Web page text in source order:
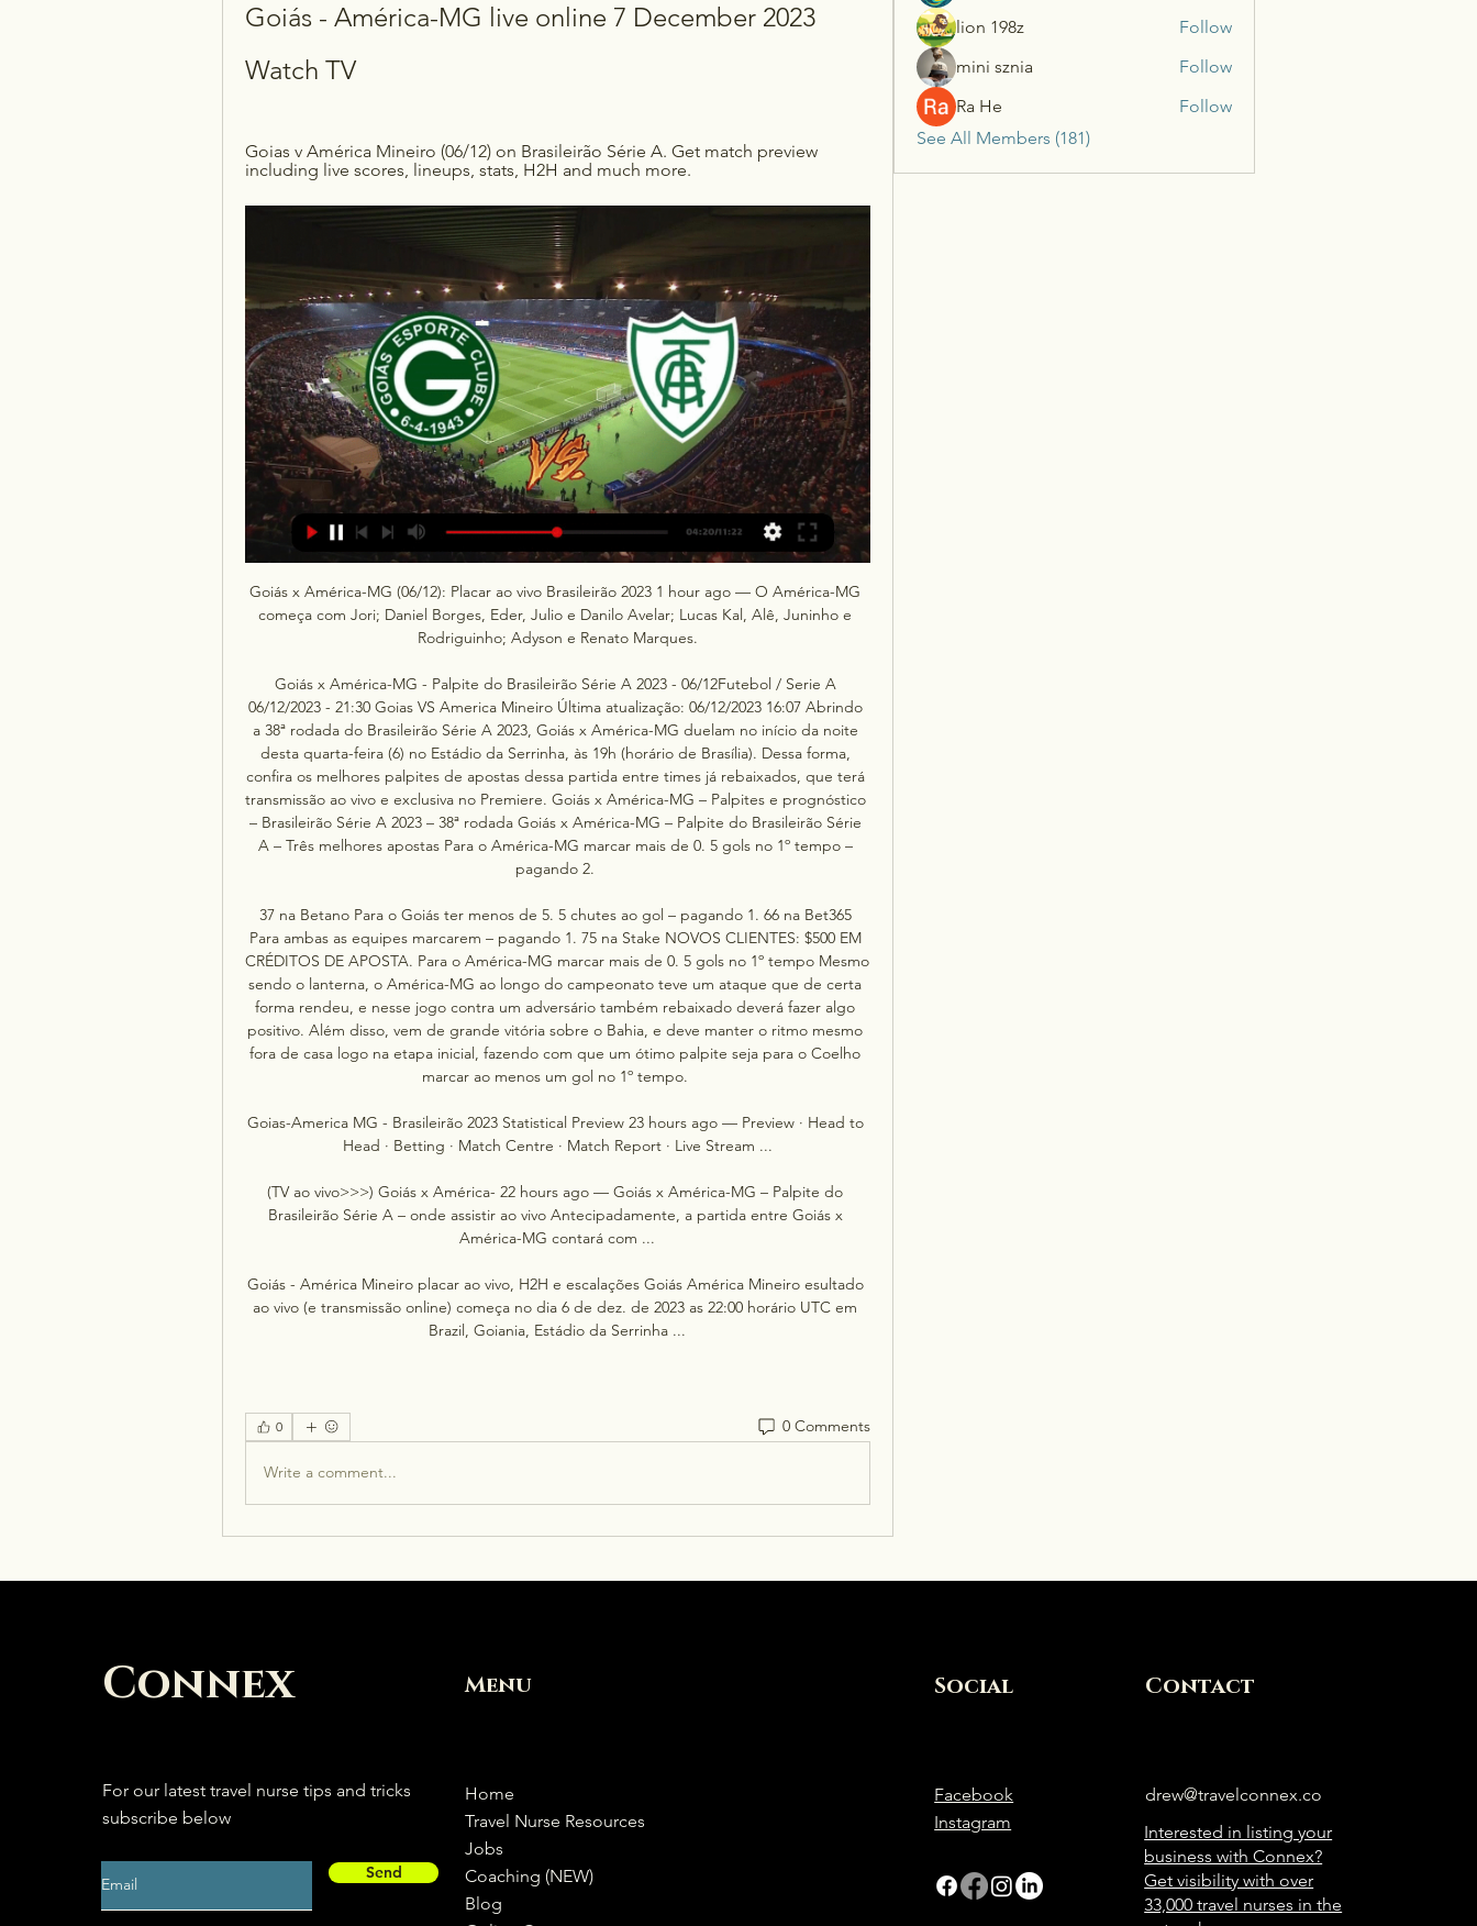
Goiás - América-MG live online 7 December 2023
Watch TV
Goias v América Mineiro (06/12) on Brasileirão Série A. Get match preview
including live scores, lineups, stats, H2H and much more.
Goiás x América-MG (06/12): Placar ao vivo Brasileirão 2023 1 hour ago — O América-MG
começa com Jori; Daniel Borges, Eder, Julio e Danilo Avelar; Lucas Kal, Alê, Juninho e
Rodriguinho; Adyson e Renato Marques.
Goiás x América-MG - Palpite do Brasileirão Série A 2023 - 06/12Futebol / Serie A
06/12/2023 - 21:30 Goias VS America Mineiro Última atualização: 06/12/2023 16:07 Abrindo
a 38ª rodada do Brasileirão Série A 2023, Goiás x América-MG duelam no início da noite
desta quarta-feira (6) no Estádio da Serrinha, às 19h (horário de Brasília). Dessa forma,
confira os melhores palpites de apostas dessa partida entre times já rebaixados, que terá
transmissão ao vivo e exclusiva no Premiere. Goiás x América-MG – Palpites e prognóstico
– Brasileirão Série A 2023 – 38ª rodada Goiás x América-MG – Palpite do Brasileirão Série
A – Três melhores apostas Para o América-MG marcar mais de 0. 5 gols no 1º tempo –
pagando 2.
37 na Betano Para o Goiás ter menos de 5. 5 chutes ao gol – pagando 1. 66 na Bet365
Para ambas as equipes marcarem – pagando 1. 75 na Stake NOVOS CLIENTES: $500 EM
CRÉDITOS DE APOSTA. Para o América-MG marcar mais de 0. 5 gols no 1º tempo Mesmo
sendo o lanterna, o América-MG ao longo do campeonato teve um ataque que de certa
forma rendeu, e nesse jogo contra um adversário também rebaixado deverá fazer algo
positivo. Além disso, vem de grande vitória sobre o Bahia, e deve manter o ritmo mesmo
fora de casa logo na etapa inicial, fazendo com que um ótimo palpite seja para o Coelho
marcar ao menos um gol no 1º tempo.
Goias-America MG - Brasileirão 2023 Statistical Preview 23 hours ago — Preview · Head to
Head · Betting · Match Centre · Match Report · Live Stream ...
(TV ao vivo>>>) Goiás x América- 22 hours ago — Goiás x América-MG – Palpite do
Brasileirão Série A – onde assistir ao vivo Antecipadamente, a partida entre Goiás x
América-MG contará com ...
Goiás - América Mineiro placar ao vivo, H2H e escalações Goiás América Mineiro esultado
ao vivo (e transmissão online) começa no dia 6 de dez. de 2023 as 22:00 horário UTC em
Brazil, Goiania, Estádio da Serrinha ...
0 0 Comments
Write a comment...
lion 198z
Follow
mini sznia
Follow
Ra He
Follow
See All Members (181)
Connex
For our latest travel nurse tips and tricks
subscribe below
Send
Menu
Home
Travel Nurse Resources
Jobs
Coaching (NEW)
Blog
Social
Facebook
Instagram
Contact
drew@travelconnex.co
Interested in listing your
business with Connex?
Get visibility with over
33,000 travel nurses in the